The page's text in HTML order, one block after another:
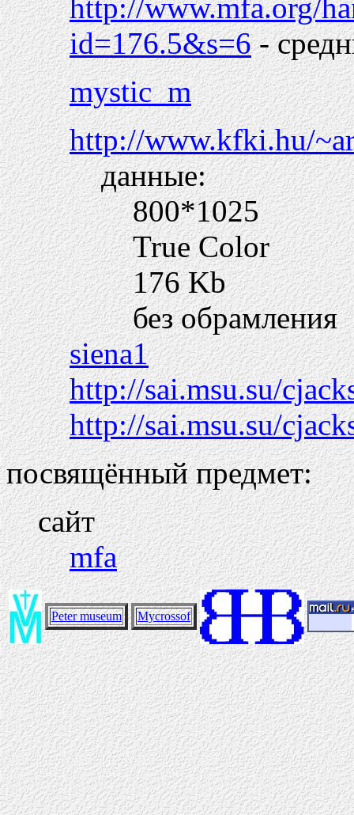
http://www.mfa.org/
id=176.5&s=6-
mystic_m
http://www.kfki.hu/
данные:
800*1025
True Color
176 Kb
без обрамления
siena1
http://sai.msu.su/
http://sai.msu.su/
посвящённый предмет:
сайт
mfa
Peter museum Mycrossof